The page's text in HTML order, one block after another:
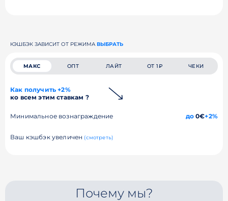
КЭШБЭК ЗАВИСИТ ОТ РЕЖИМА ВЫБРАТЬ
МАКС ОПТ ЛАЙТ ОТ 1₽ ЧЕКИ
Как получить +2%
ко всем этим ставкам ?
Минимальное вознаграждение до0€+2%
Ваш кэшбэк увеличен (смотреть)
Почему мы?